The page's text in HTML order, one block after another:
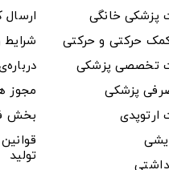
پزشکی خانگی
حرکتی و حرکتی
تخصصی پزشکی
پزشکی
ارتوپدی
ارسال
شرایط
مجوز
بخش
تولید